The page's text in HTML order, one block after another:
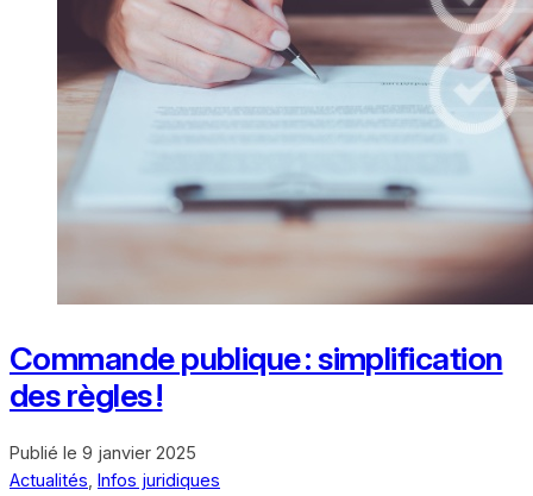
Commande publique : simplification
des règles !
Publié le 9 janvier 2025
Actualités, Infos juridiques